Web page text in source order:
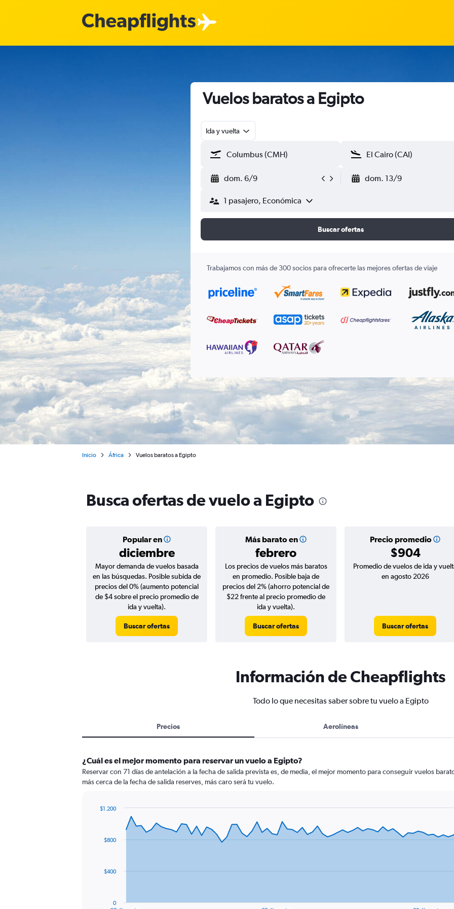
Vuelos baratos a Egipto
Ida y vuelta
dom. 6/9 dom. 13/9
1 pasajero, Económica
Buscar ofertas
Trabajamos con más de 300 socios para ofrecerte las mejores ofertas de viaje
Inicio África Vuelos baratos a Egipto
Busca ofertas de vuelo a Egipto
Popular en
diciembre
Más barato en
febrero
Precio promedio
$904
Mayor demanda de vuelos basada
en las búsquedas. Posible subida de
precios del 0% (aumento potencial
de $4 sobre el precio promedio de
ida y vuelta).
Buscar ofertas
Los precios de vuelos más baratos
en promedio. Posible baja de
precios del 2% (ahorro potencial de
$22 frente al precio promedio de
ida y vuelta).
Buscar ofertas
Promedio de vuelos de ida y
en agosto 2026
Buscar ofertas
Información de Cheapflights
Todo lo que necesitas saber sobre tu vuelo a Egipto
Precios Aerolíneas
¿Cuál es el mejor momento para reservar un vuelo a Egipto?
Reservar con 71 días de antelación a la fecha de salida prevista es, de media, el mejor momento para conseguir vuelos
más cerca de la fecha de salida reserves, más caro será tu vuelo.
data
The
0
$400
$800
$1.200